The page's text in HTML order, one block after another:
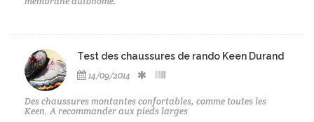
Test des chaussures de rando Keen Durand
14/09/2014
Des chaussures montantes confortables, comme toutes les
Keen. A recommander aux pieds larges